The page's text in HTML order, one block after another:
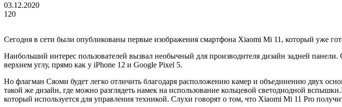
03.12.2020
120
Сегодня в сети были опубликованы первые изображения смартфона Xiaomi Mi 11, который уже
Наибольший интерес пользователей вызвал необычный для производителя дизайн задней
верхнем углу, прямо как у iPhone 12 и Google Pixel 5.
Но флагман Сяоми будет легко отличить благодаря расположению камер и объединению двух
такой же дизайн, где можно разглядеть намек на использование кольцевой светодиодной вспышки.
который используется для управления техникой. Слухи говорят о том, что Xiaomi Mi 11 Pro